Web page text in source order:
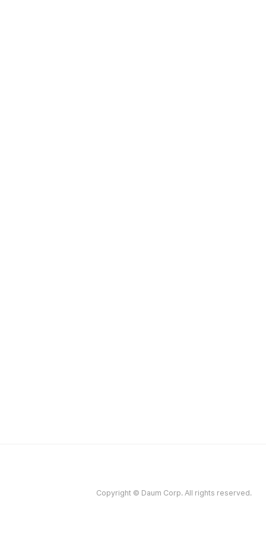
Copyright © Daum Corp. All rights reserved.